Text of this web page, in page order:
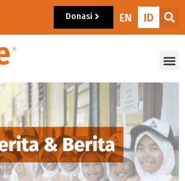
Donasi EN ID